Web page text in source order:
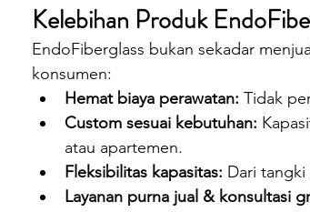
Kelebihan Produk
EndoFiberglass bukan sekadar
konsumen:
Hemat biaya perawatan: Tidak
Custom sesuai kebutuhan:
atau apartemen.
Fleksibilitas kapasitas: Dari
Layanan purna jual & konsultasi